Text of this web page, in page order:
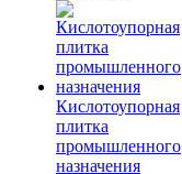
Кислотоупорная
плитка
промышленного
назначения